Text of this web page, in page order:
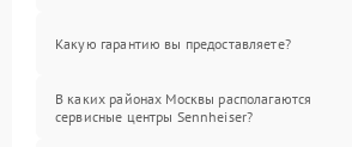
Какую гарантию вы предоставляете?
В каких районах Москвы располагаются
сервисные центры Sennheiser?